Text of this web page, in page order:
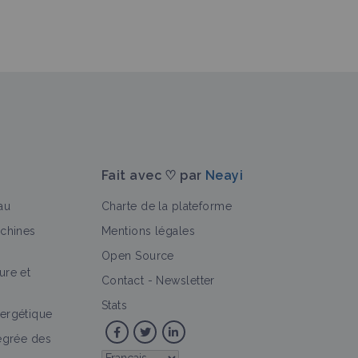
et
des
Fait avec ♡ par Neayi
Charte de la plateforme
Mentions légales
Open Source
Contact - Newsletter
Stats